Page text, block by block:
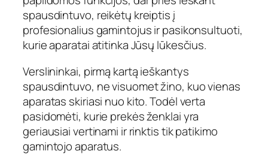
spausdintuvo, reikėtų kreiptis į
profesionalius gamintojus ir pasikonsultuoti,
kurie aparatai atitinka Jūsų lūkesčius.
Verslininkai, pirmą kartą ieškantys
spausdintuvo, ne visuomet žino, kuo vienas
aparatas skiriasi nuo kito. Todėl verta
pasidomėti, kurie prekės ženklai yra
geriausiai vertinami ir rinktis tik patikimo
gamintojo aparatus.